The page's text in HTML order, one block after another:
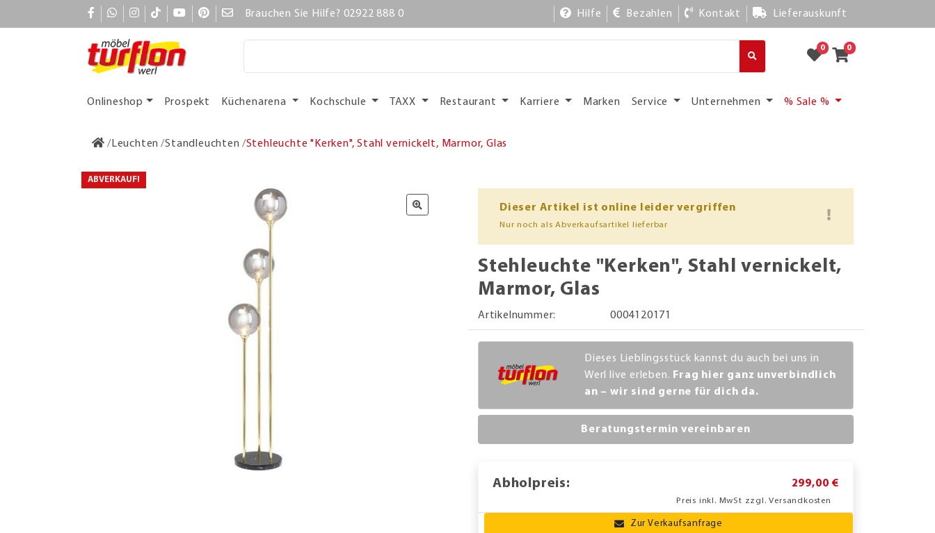
Brauchen Sie Hilfe? 02922 888 0 Hilfe Bezahlen Kontakt Lieferauskunft
0 0
Onlineshop Prospekt Küchenarena Kochschule TAXX Restaurant Karriere Marken Service Unternehmen % Sale %
Leuchten Standleuchten Stehleuchte "Kerken", Stahl vernickelt, Marmor, Glas
ABVERKAUF!
Dieser Artikel ist online leider vergriffen
Nur noch als Abverkaufsartikel lieferbar
Stehleuchte "Kerken", Stahl vernickelt,
Marmor, Glas
Artikelnummer: 0004120171
Dieses Lieblingsstück kannst du auch bei uns in
Werl live erleben. Frag hier ganz unverbindlich
an – wir sind gerne für dich da.
Beratungstermin vereinbaren
Abholpreis: 299,00 €
Preis inkl. MwSt zzgl. Versandkosten
Zur Verkaufsanfrage